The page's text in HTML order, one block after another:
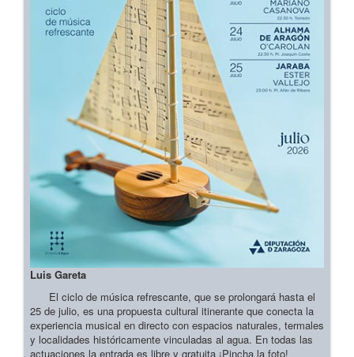
Luis Gareta
El ciclo de música refrescante, que se prolongará hasta el
25 de julio, es una propuesta cultural itinerante que conecta la
experiencia musical en directo con espacios naturales, termales
y localidades históricamente vinculadas al agua. En todas las
actuaciones la entrada es libre y gratuita ¡Pincha la foto!